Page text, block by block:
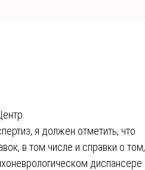
я должен отметить, что
в том числе и справки о том,
диспансере